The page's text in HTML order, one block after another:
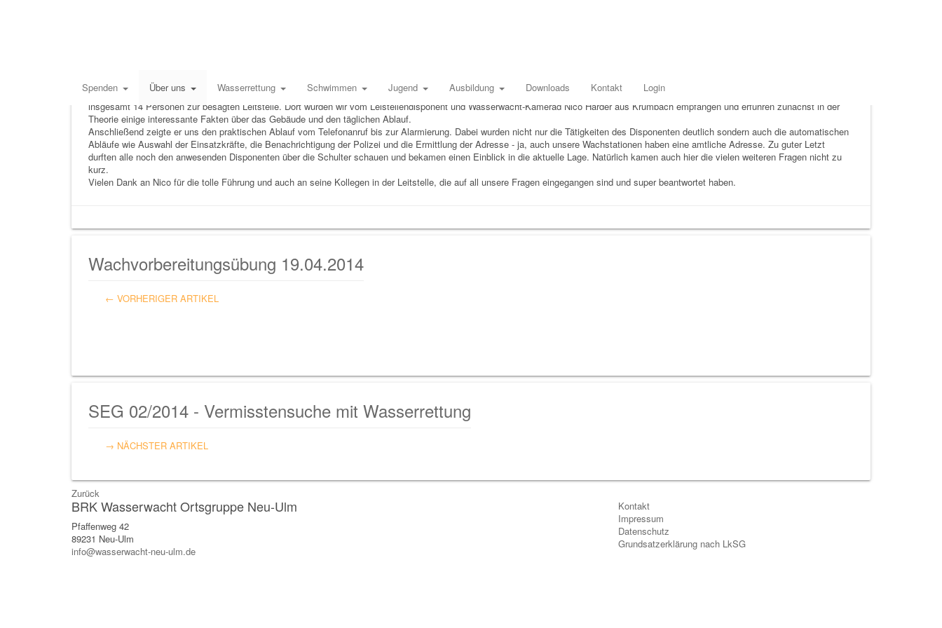
Spenden Über uns Wasserrettung Schwimmen Jugend Ausbildung Downloads Kontakt Login
Klar: durch die Integrierte Leitstelle Donau-Iller in Krumbach. Aber was machen die, damit unsere Piepser auslösen? Und wer sind überhaupt „die“? Und woher wissen „die“, ob
beispielsweise die SEG der Ortsgruppe Senden auch dazu alamiert wird? Diesen und vielen anderen Fragen wollten wir am Mittwoch, den 26.02.2014, nachgehen und so fuhren wir mit
insgesamt 14 Personen zur besagten Leitstelle. Dort wurden wir vom Leistellendisponent und Wasserwacht-Kamerad Nico Harder aus Krumbach empfangen und erfuhren zunächst in der
Theorie einige interessante Fakten über das Gebäude und den täglichen Ablauf.
Anschließend zeigte er uns den praktischen Ablauf vom Telefonanruf bis zur Alarmierung. Dabei wurden nicht nur die Tätigkeiten des Disponenten deutlich sondern auch die automatischen
Abläufe wie Auswahl der Einsatzkräfte, die Benachrichtigung der Polizei und die Ermittlung der Adresse - ja, auch unsere Wachstationen haben eine amtliche Adresse. Zu guter Letzt
durften alle noch den anwesenden Disponenten über die Schulter schauen und bekamen einen Einblick in die aktuelle Lage. Natürlich kamen auch hier die vielen weiteren Fragen nicht zu
kurz.
Vielen Dank an Nico für die tolle Führung und auch an seine Kollegen in der Leitstelle, die auf all unsere Fragen eingegangen sind und super beantwortet haben.
Wachvorbereitungsübung 19.04.2014
← VORHERIGER ARTIKEL
SEG 02/2014 - Vermisstensuche mit Wasserrettung
→ NÄCHSTER ARTIKEL
Zurück
BRK Wasserwacht Ortsgruppe Neu-Ulm
Pfaffenweg 42
89231 Neu-Ulm
info@wasserwacht-neu-ulm.de
Kontakt
Impressum
Datenschutz
Grundsatzerklärung nach LkSG